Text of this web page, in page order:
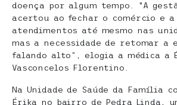
doença por algum tempo. “A
acertou ao fechar o comércio e
atendimentos até mesmo nas
mas a necessidade de retomar a
falando alto”, elogia a médica a
Vasconcelos Florentino.
Na Unidade de Saúde da Família
Érika no bairro de Pedra Linda,